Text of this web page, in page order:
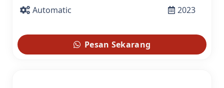
Automatic
2023
Pesan Sekarang